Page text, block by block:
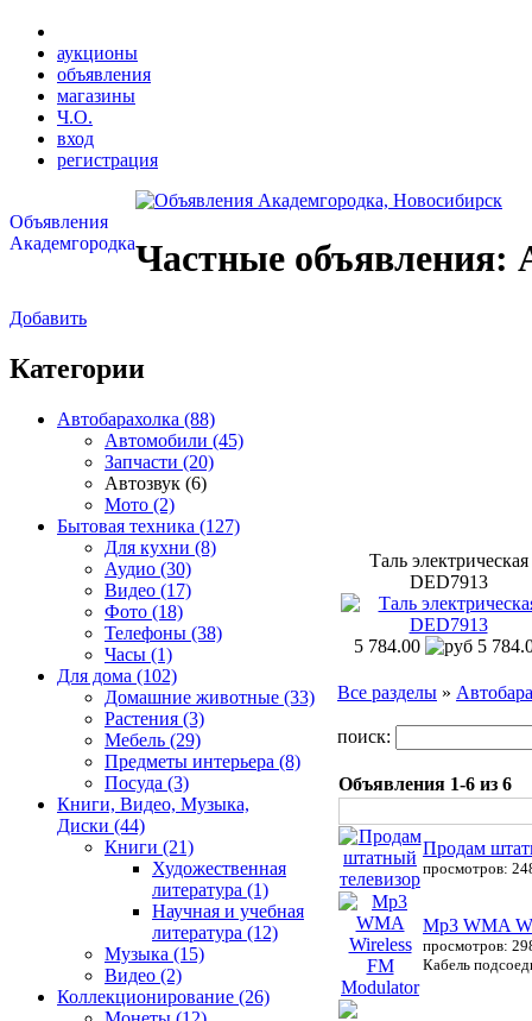
аукционы
объявления
магазины
Ч.О.
вход
регистрация
Объявления
АкадемгородкаЧастные объявления:
Добавить
Категории
Автобарахолка (88)
Автомобили (45)
Запчасти (20)
Автозвук (6)
Мото (2)
Бытовая техника (127)
Для кухни (8)
Аудио (30)
Видео (17)
Фото (18)
Телефоны (38)
Часы (1)
Для дома (102)
Домашние животные (33)
Растения (3)
Мебель (29)
Предметы интерьера (8)
Посуда (3)
Книги, Видео, Музыка,
Диски (44)
Книги (21)
Художественная
литература (1)
Научная и учебная
литература (12)
Музыка (15)
Видео (2)
Коллекционирование (26)
Таль электрическая
DED7913
5 784.00 5
Все разделы »
поиск:
Объявления 1-6 из 6
Продам
просмотров:
Mp3 WMA
просмотров:
Кабель